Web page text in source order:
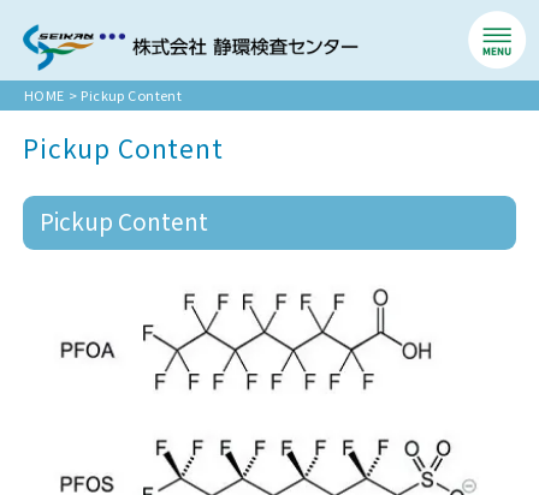
HOME > Pickup Content
Pickup Content
Pickup Content